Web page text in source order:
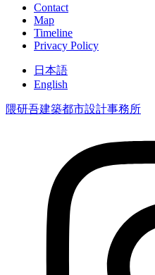
Contact
Map
Timeline
Privacy Policy
日本語
English
隈研吾建築都市設計事務所